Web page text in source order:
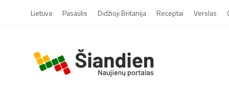
Lietuva Pasaulis Didžioji Britanija Receptai Verslas
S